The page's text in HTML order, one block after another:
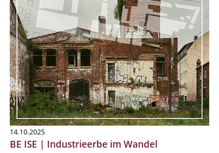
14.10.2025
BE ISE | Industrieerbe im Wandel